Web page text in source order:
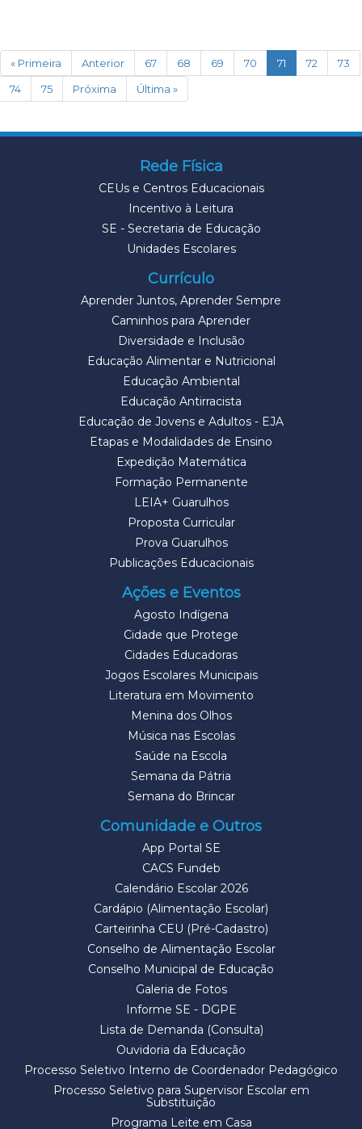
« Primeira Anterior 67 68 69 70 71 (current)
72
73
74
75 Próxima Última »
Rede Física
CEUs e Centros Educacionais
Incentivo à Leitura
SE - Secretaria de Educação
Unidades Escolares
Currículo
Aprender Juntos, Aprender Sempre
Caminhos para Aprender
Diversidade e Inclusão
Educação Alimentar e Nutricional
Educação Ambiental
Educação Antirracista
Educação de Jovens e Adultos - EJA
Etapas e Modalidades de Ensino
Expedição Matemática
Formação Permanente
LEIA+ Guarulhos
Proposta Curricular
Prova Guarulhos
Publicações Educacionais
Ações e Eventos
Agosto Indígena
Cidade que Protege
Cidades Educadoras
Jogos Escolares Municipais
Literatura em Movimento
Menina dos Olhos
Música nas Escolas
Saúde na Escola
Semana da Pátria
Semana do Brincar
Comunidade e Outros
App Portal SE
CACS Fundeb
Calendário Escolar 2026
Cardápio (Alimentação Escolar)
Carteirinha CEU (Pré-Cadastro)
Conselho de Alimentação Escolar
Conselho Municipal de Educação
Galeria de Fotos
Informe SE - DGPE
Lista de Demanda (Consulta)
Ouvidoria da Educação
Processo Seletivo Interno de Coordenador Pedagógico
Processo Seletivo para Supervisor Escolar em
Substituição
Programa Leite em Casa